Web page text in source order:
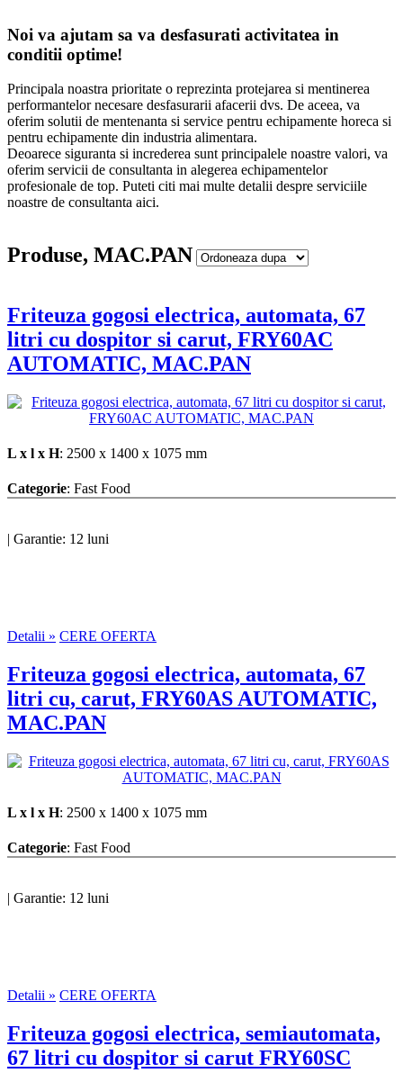
Noi va ajutam sa va desfasurati activitatea in
conditii optime!
Principala noastra prioritate o reprezinta protejarea si mentinerea
performantelor necesare desfasurarii afacerii dvs. De aceea, va
oferim solutii de mentenanta si service pentru echipamente horeca si
pentru echipamente din industria alimentara.
Deoarece siguranta si increderea sunt principalele noastre valori, va
oferim servicii de consultanta in alegerea echipamentelor
profesionale de top. Puteti citi mai multe detalii despre serviciile
noastre de consultanta aici.
Produse, MAC.PAN
Friteuza gogosi electrica, automata, 67
litri cu dospitor si carut, FRY60AC
AUTOMATIC, MAC.PAN
L x l x H: 2500 x 1400 x 1075 mm
Categorie: Fast Food
| Garantie: 12 luni
Detalii » CERE OFERTA
Friteuza gogosi electrica, automata, 67
litri cu, carut, FRY60AS AUTOMATIC,
MAC.PAN
L x l x H: 2500 x 1400 x 1075 mm
Categorie: Fast Food
| Garantie: 12 luni
Detalii » CERE OFERTA
Friteuza gogosi electrica, semiautomata,
67 litri cu dospitor si carut FRY60SC